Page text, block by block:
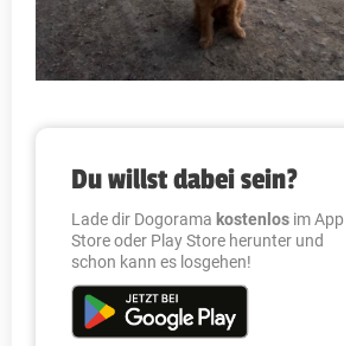
Du willst dabei sein?
Lade dir Dogorama kostenlos im App
Store oder Play Store herunter und
schon kann es losgehen!